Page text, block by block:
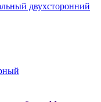
двухсторонний